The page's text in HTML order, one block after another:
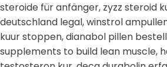
steroide für anfänger, zyzz steroid
deutschland legal, winstrol
kuur stoppen, dianabol pillen
supplements to build lean muscle,